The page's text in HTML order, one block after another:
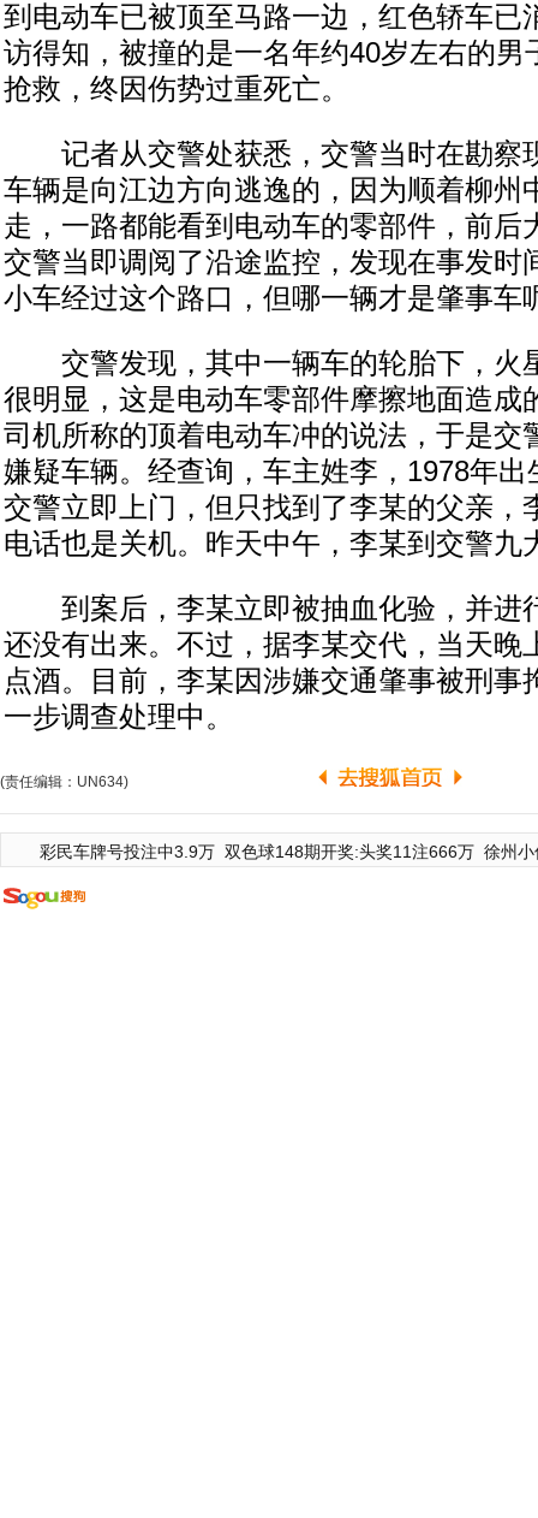
到电动车已被顶至马路一边，红色轿车已
访得知，被撞的是一名年约40岁左右的男
抢救，终因伤势过重死亡。
记者从交警处获悉，交警当时在勘察
车辆是向江边方向逃逸的，因为顺着柳州
走，一路都能看到电动车的零部件，前后
交警当即调阅了沿途监控，发现在事发时
小车经过这个路口，但哪一辆才是肇事车
交警发现，其中一辆车的轮胎下，火
很明显，这是电动车零部件摩擦地面造成
司机所称的顶着电动车冲的说法，于是交
嫌疑车辆。经查询，车主姓李，1978年
交警立即上门，但只找到了李某的父亲，
电话也是关机。昨天中午，李某到交警九
到案后，李某立即被抽血化验，并进
还没有出来。不过，据李某交代，当天晚
点酒。目前，李某因涉嫌交通肇事被刑事
一步调查处理中。
(责任编辑：UN634)
彩民车牌号投注中3.9万 双色球148期开奖:头奖11注666万 徐州